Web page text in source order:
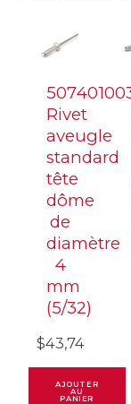
Rivet
aveugle
standard
tête
dôme
de
diamètre
4
mm
(5/32)
$43,74
AJOUTER
AU
PANIER